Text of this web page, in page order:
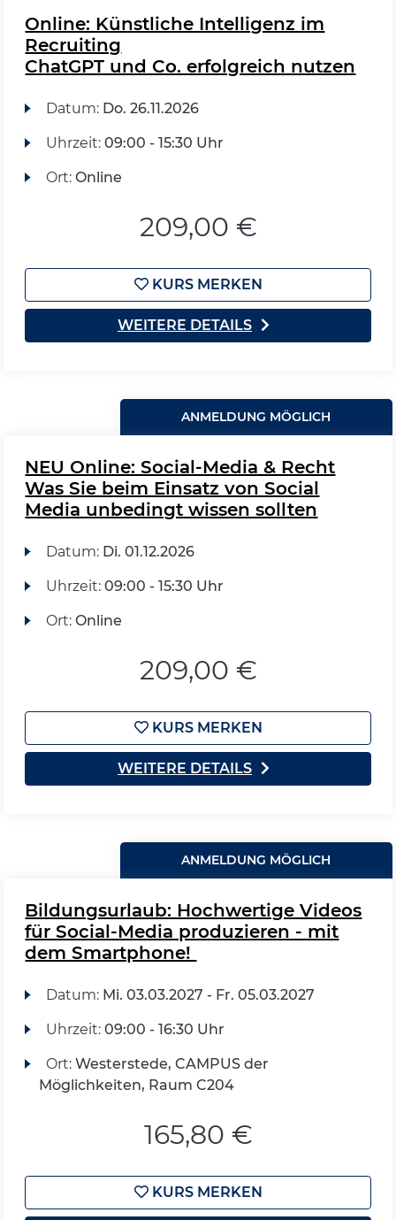
Online: Künstliche Intelligenz im
Recruiting
ChatGPT und Co. erfolgreich nutzen
Datum: Do. 26.11.2026
Uhrzeit: 09:00 - 15:30 Uhr
Ort: Online
209,00 €
KURS MERKEN
WEITERE DETAILS
ANMELDUNG MÖGLICH
NEU Online: Social-Media & Recht
Was Sie beim Einsatz von Social
Media unbedingt wissen sollten
Datum: Di. 01.12.2026
Uhrzeit: 09:00 - 15:30 Uhr
Ort: Online
209,00 €
KURS MERKEN
WEITERE DETAILS
ANMELDUNG MÖGLICH
Bildungsurlaub: Hochwertige Videos
für Social-Media produzieren - mit
dem Smartphone!
Datum: Mi. 03.03.2027 - Fr. 05.03.2027
Uhrzeit: 09:00 - 16:30 Uhr
Ort: Westerstede, CAMPUS der
Möglichkeiten, Raum C204
165,80 €
KURS MERKEN